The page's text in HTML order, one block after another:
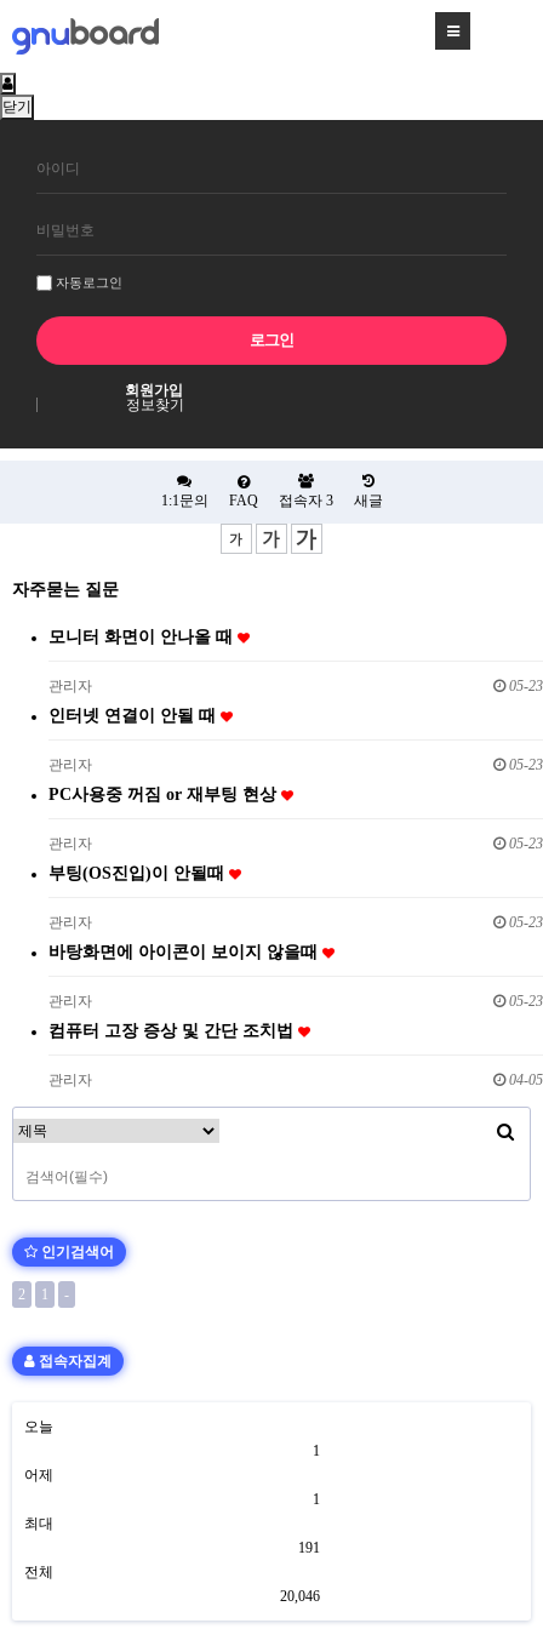
닫기
원
로
인
자동로그인
회원가입
정보찾기
1:1문의 FAQ 접속자 3 새글
자주묻는 질문
모니터 화면이 안나올 때
관리자 05-23
인터넷 연결이 안될 때
관리자 05-23
PC사용중 꺼짐 or 재부팅 현상
관리자 05-23
부팅(OS진입)이 안될때
관리자 05-23
바탕화면에 아이콘이 보이지 않을때
관리자 05-23
컴퓨터 고장 증상 및 간단 조치법
관리자 04-05
인기검색어
2 1 -
접속자집계
오늘
1
어제
1
최대
191
전체
20,046